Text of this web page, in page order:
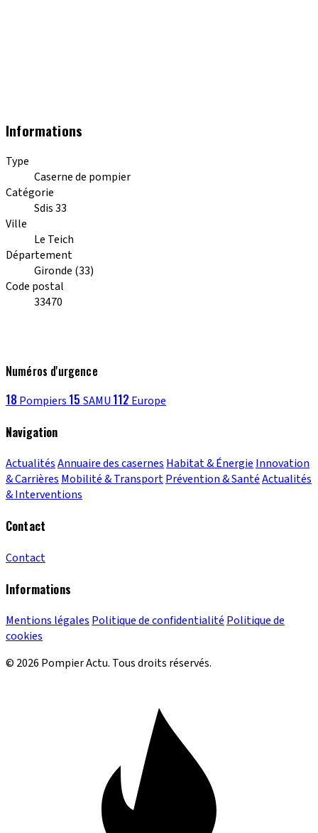
Informations
Type
Caserne de pompier
Catégorie
Sdis 33
Ville
Le Teich
Département
Gironde (33)
Code postal
33470
Numéros d'urgence
18 Pompiers 15 SAMU 112 Europe
Navigation
ActualitésAnnuaire des casernes Habitat & Énergie Innovation
& Carrières Mobilité & TransportPrévention & SantéActualités
& Interventions
Contact
Contact
Informations
Mentions légales Politique de confidentialité Politique de
cookies
© 2026 Pompier Actu. Tous droits réservés.